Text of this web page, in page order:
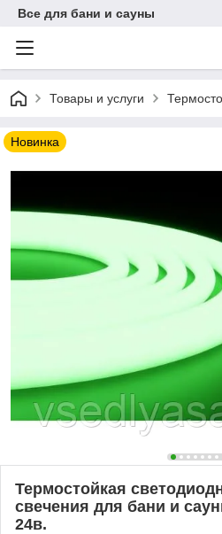
Все для бани и сауны
Товары и услуги
Новинка
Термостойкая
свечения для бани и
24в.